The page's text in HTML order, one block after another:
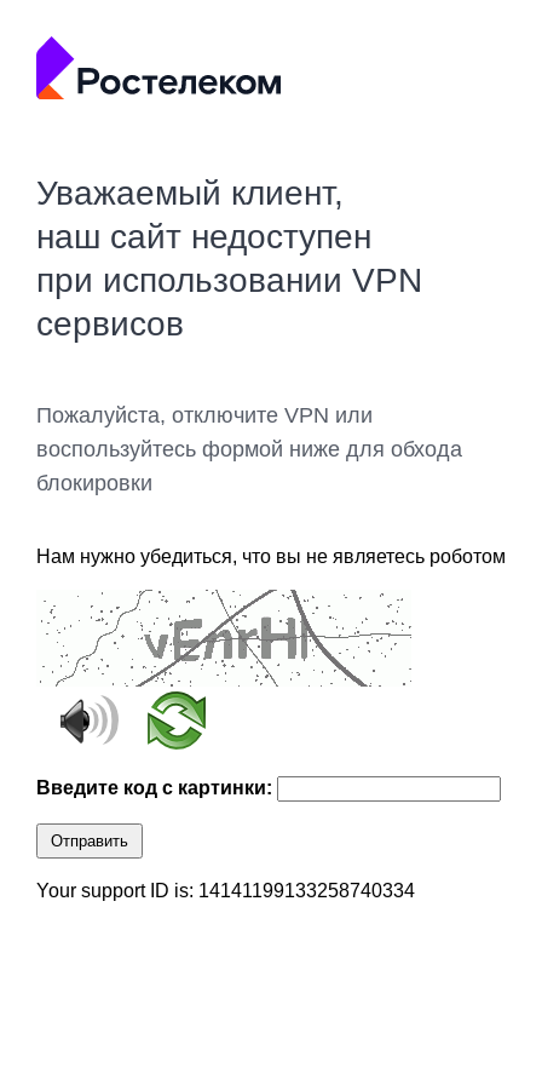
Уважаемый клиент,
наш сайт недоступен
при использовании VPN
сервисов
Пожалуйста, отключите VPN или
воспользуйтесь формой ниже для обхода
блокировки
Нам нужно убедиться, что вы не являетесь роботом
Введите код с картинки:
Отправить
Your support ID is: 14141199133258740334